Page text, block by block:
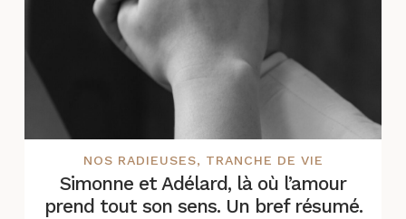
NOS RADIEUSES, TRANCHE DE VIE
Simonne et Adélard, là où l’amour
prend tout son sens. Un bref résumé.